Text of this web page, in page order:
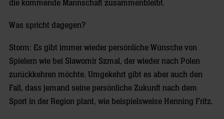
die kommende Mannschaft zusammenbleibt.
Was spricht dagegen?
Storm: Es gibt immer wieder persönliche Wünsche von
Spielern wie bei Slawomir Szmal, der wieder nach Polen
zurückkehren möchte. Umgekehrt gibt es aber auch den
Fall, dass jemand seine persönliche Zukunft nach dem
Sport in der Region plant, wie beispielsweise Henning Fritz.